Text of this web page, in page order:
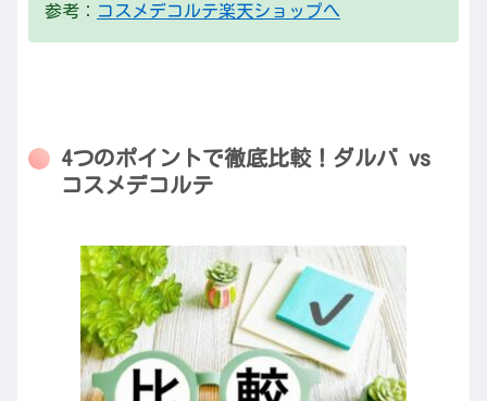
参考： コスメデコルテ楽天ショップへ
4つのポイントで徹底比較！ダルバ vs
コスメデコルテ